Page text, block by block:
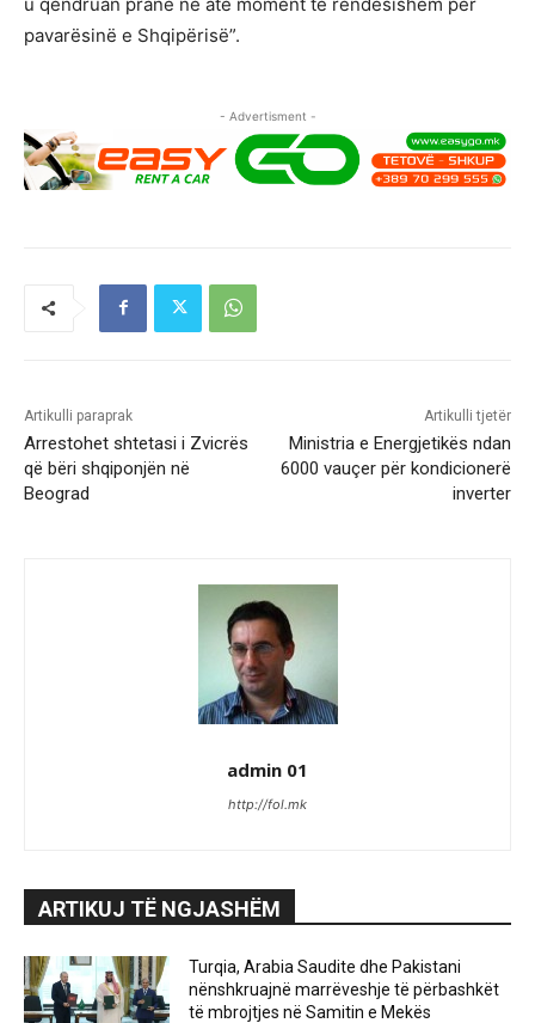
u qëndruan pranë në atë moment të rëndësishëm për
pavarësinë e Shqipërisë”.
- Advertisment -
Artikulli paraprak
Arrestohet shtetasi i Zvicrës
që bëri shqiponjën në
Beograd
Artikulli tjetër
Ministria e Energjetikës ndan
6000 vauçer për kondicionerë
inverter
admin 01
http://fol.mk
ARTIKUJ TË NGJASHËM
Turqia, Arabia Saudite dhe Pakistani
nënshkruajnë marrëveshje të përbashkët
të mbrojtjes në Samitin e Mekës